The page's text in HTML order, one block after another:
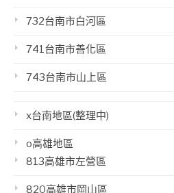
732台南市白河區
741台南市善化區
743台南市山上區
x台南地區(整理中)
o高雄地區
813高雄市左營區
820高雄市岡山區